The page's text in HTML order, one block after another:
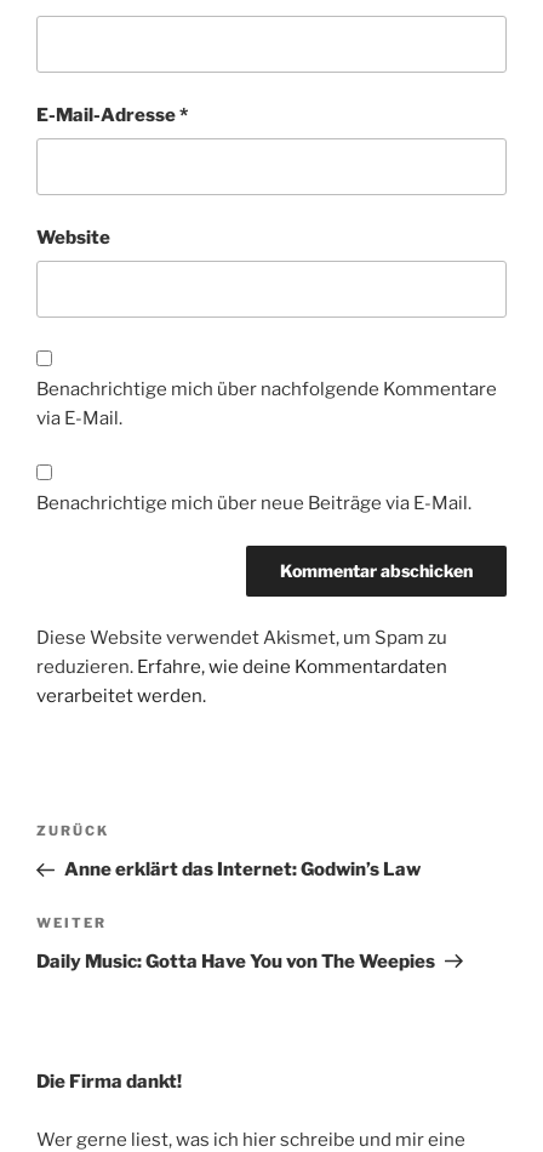
E-Mail-Adresse*
Website
Benachrichtige mich über nachfolgende Kommentare
via E-Mail.
Benachrichtige mich über neue Beiträge via E-Mail.
Diese Website verwendet Akismet, um Spam zu
reduzieren. Erfahre, wie deine Kommentardaten
verarbeitet werden.
Beitragsnavigation
Vorheriger
Beitrag
ZURÜCK
Anne erklärt das Internet: Godwin’s Law
Nächster
Beitrag
WEITER
Daily Music: Gotta Have You von The Weepies
Die Firma dankt!
Wer gerne liest, was ich hier schreibe und mir eine